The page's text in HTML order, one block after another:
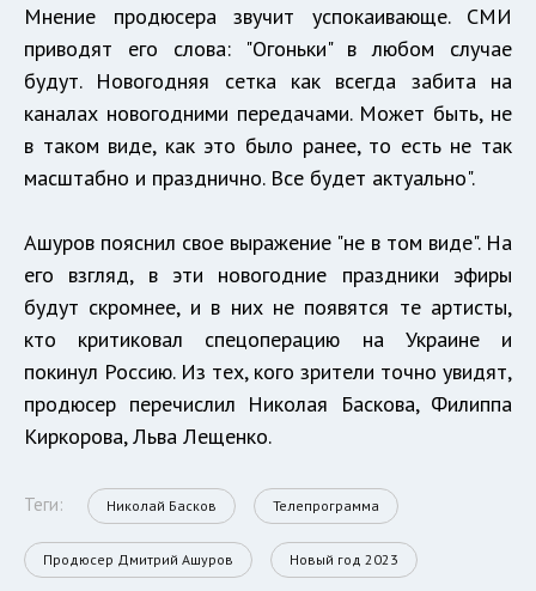
Мнение продюсера звучит успокаивающе. СМИ
приводят его слова: "Огоньки" в любом случае
будут. Новогодняя сетка как всегда забита на
каналах новогодними передачами. Может быть, не
в таком виде, как это было ранее, то есть не так
масштабно и празднично. Все будет актуально".
Ашуров пояснил свое выражение "не в том виде". На
его взгляд, в эти новогодние праздники эфиры
будут скромнее, и в них не появятся те артисты,
кто критиковал спецоперацию на Украине и
покинул Россию. Из тех, кого зрители точно увидят,
продюсер перечислил Николая Баскова, Филиппа
Киркорова, Льва Лещенко.
Теги: Николай Басков Телепрограмма
Продюсер Дмитрий Ашуров Новый год 2023